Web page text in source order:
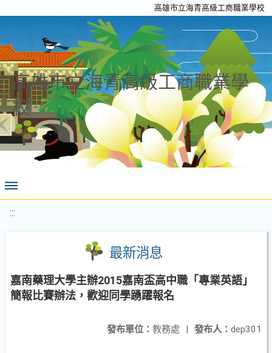
高雄市立海青高級工商職業學校
高雄市立海青高級工商職業學
校
:::
最新消息
嘉南藥理大學主辦2015嘉南盃高中職「專業英語」
簡報比賽辦法，歡迎同學踴躍報名
發布人： dep301
發布單位： 教務處 |